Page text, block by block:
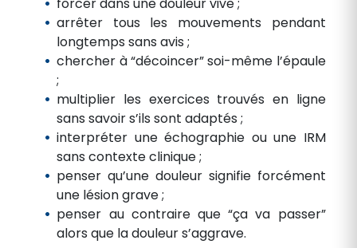
arrêter tous les mouvements pendant
longtemps sans avis ;
chercher à “décoincer” soi-même l’épaule
;
multiplier les exercices trouvés en ligne
sans savoir s’ils sont adaptés ;
interpréter une échographie ou une IRM
sans contexte clinique ;
penser qu’une douleur signifie forcément
une lésion grave ;
penser au contraire que “ça va passer”
alors que la douleur s’aggrave.